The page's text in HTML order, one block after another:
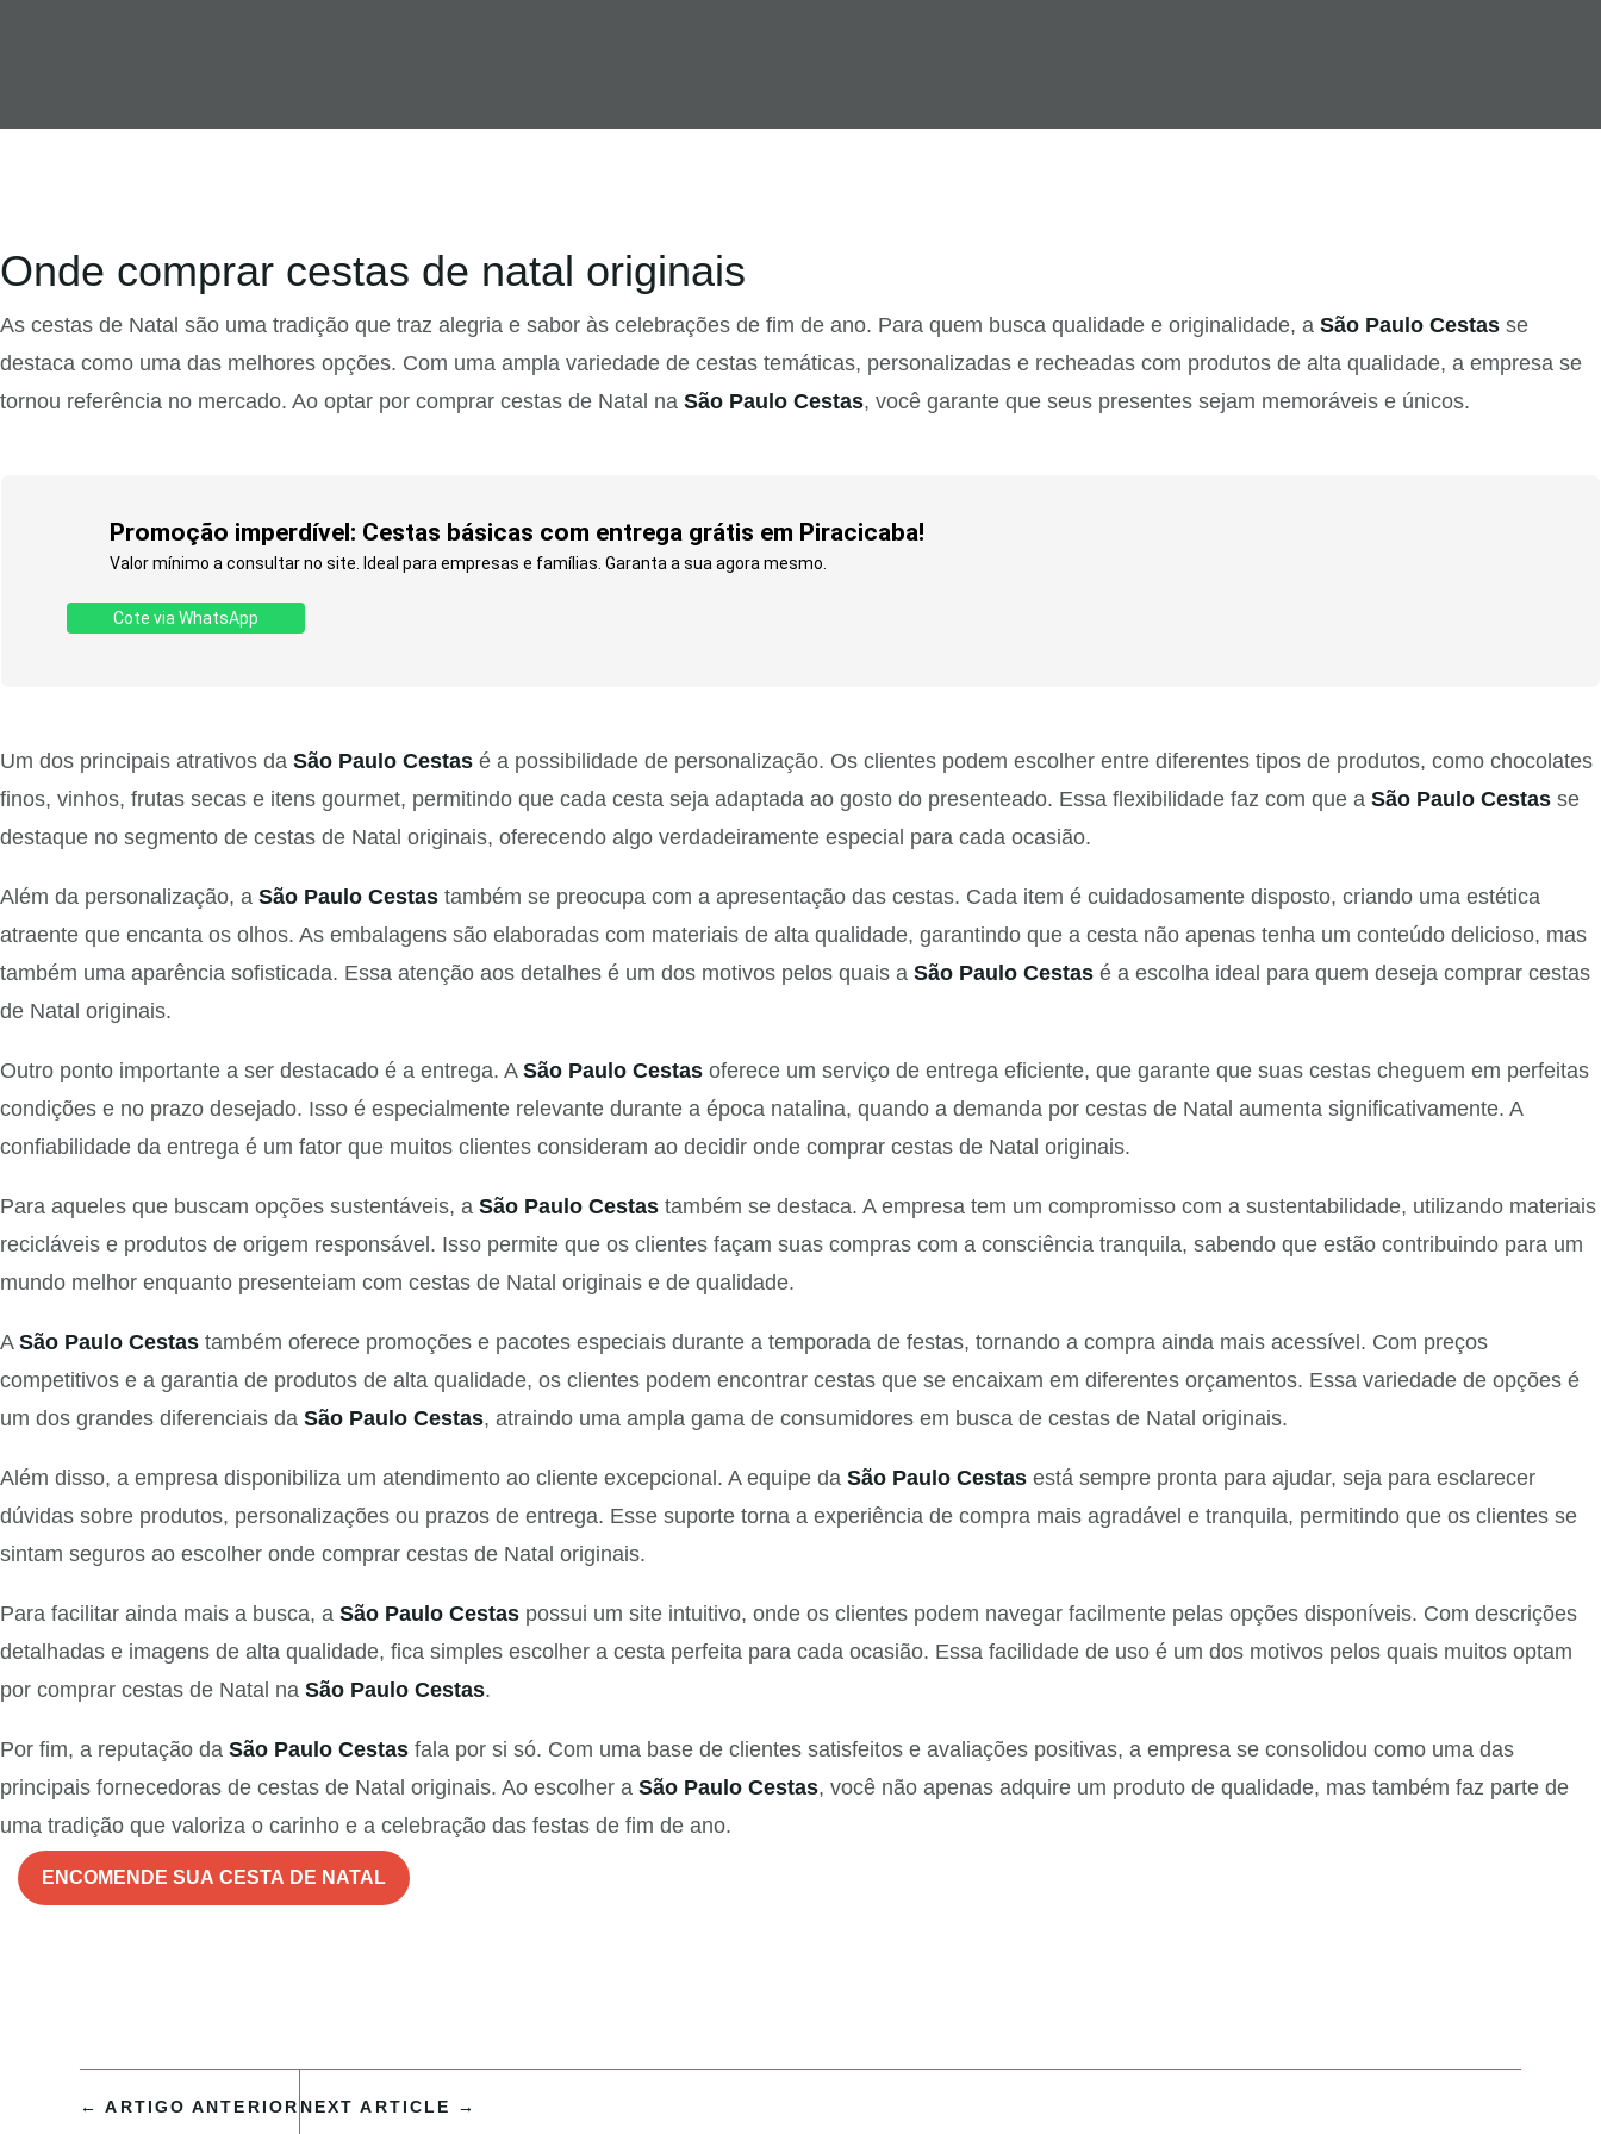
Onde comprar cestas de natal originais
As cestas de Natal são uma tradição que traz alegria e sabor às celebrações de fim de ano. Para quem busca qualidade e originalidade, a São Paulo Cestas se
destaca como uma das melhores opções. Com uma ampla variedade de cestas temáticas, personalizadas e recheadas com produtos de alta qualidade, a empresa se
tornou referência no mercado. Ao optar por comprar cestas de Natal na São Paulo Cestas, você garante que seus presentes sejam memoráveis e únicos.
Promoção imperdível: Cestas básicas com entrega grátis em Piracicaba!
Valor mínimo a consultar no site. Ideal para empresas e famílias. Garanta a sua agora mesmo.
Cote via WhatsApp
Um dos principais atrativos da São Paulo Cestas é a possibilidade de personalização. Os clientes podem escolher entre diferentes tipos de produtos, como chocolates
finos, vinhos, frutas secas e itens gourmet, permitindo que cada cesta seja adaptada ao gosto do presenteado. Essa flexibilidade faz com que a São Paulo Cestas se
destaque no segmento de cestas de Natal originais, oferecendo algo verdadeiramente especial para cada ocasião.
Além da personalização, a São Paulo Cestas também se preocupa com a apresentação das cestas. Cada item é cuidadosamente disposto, criando uma estética
atraente que encanta os olhos. As embalagens são elaboradas com materiais de alta qualidade, garantindo que a cesta não apenas tenha um conteúdo delicioso, mas
também uma aparência sofisticada. Essa atenção aos detalhes é um dos motivos pelos quais a São Paulo Cestas é a escolha ideal para quem deseja comprar cestas
de Natal originais.
Outro ponto importante a ser destacado é a entrega. A São Paulo Cestas oferece um serviço de entrega eficiente, que garante que suas cestas cheguem em perfeitas
condições e no prazo desejado. Isso é especialmente relevante durante a época natalina, quando a demanda por cestas de Natal aumenta significativamente. A
confiabilidade da entrega é um fator que muitos clientes consideram ao decidir onde comprar cestas de Natal originais.
Para aqueles que buscam opções sustentáveis, a São Paulo Cestas também se destaca. A empresa tem um compromisso com a sustentabilidade, utilizando materiais
recicláveis e produtos de origem responsável. Isso permite que os clientes façam suas compras com a consciência tranquila, sabendo que estão contribuindo para um
mundo melhor enquanto presenteiam com cestas de Natal originais e de qualidade.
A São Paulo Cestas também oferece promoções e pacotes especiais durante a temporada de festas, tornando a compra ainda mais acessível. Com preços
competitivos e a garantia de produtos de alta qualidade, os clientes podem encontrar cestas que se encaixam em diferentes orçamentos. Essa variedade de opções é
um dos grandes diferenciais da São Paulo Cestas, atraindo uma ampla gama de consumidores em busca de cestas de Natal originais.
Além disso, a empresa disponibiliza um atendimento ao cliente excepcional. A equipe da São Paulo Cestas está sempre pronta para ajudar, seja para esclarecer
dúvidas sobre produtos, personalizações ou prazos de entrega. Esse suporte torna a experiência de compra mais agradável e tranquila, permitindo que os clientes se
sintam seguros ao escolher onde comprar cestas de Natal originais.
Para facilitar ainda mais a busca, a São Paulo Cestas possui um site intuitivo, onde os clientes podem navegar facilmente pelas opções disponíveis. Com descrições
detalhadas e imagens de alta qualidade, fica simples escolher a cesta perfeita para cada ocasião. Essa facilidade de uso é um dos motivos pelos quais muitos optam
por comprar cestas de Natal na São Paulo Cestas.
Por fim, a reputação da São Paulo Cestas fala por si só. Com uma base de clientes satisfeitos e avaliações positivas, a empresa se consolidou como uma das
principais fornecedoras de cestas de Natal originais. Ao escolher a São Paulo Cestas, você não apenas adquire um produto de qualidade, mas também faz parte de
uma tradição que valoriza o carinho e a celebração das festas de fim de ano.
ENCOMENDE SUA CESTA DE NATAL
←ARTIGO ANTERIOR NEXT ARTICLE →